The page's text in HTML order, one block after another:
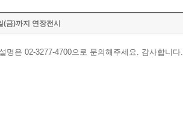
금)까지 연장전시
은 02-3277-4700으로 문의해주세요. 감사합니다.